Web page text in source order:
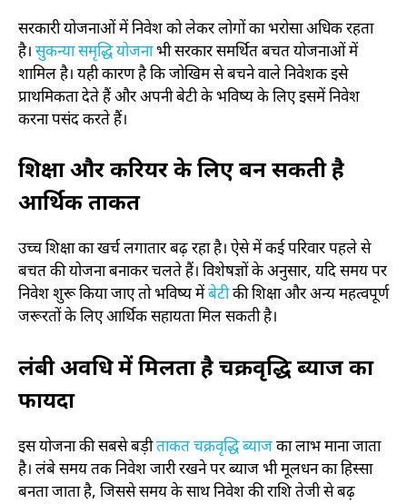
सरकारी योजनाओं में निवेश को लेकर लोगों का भरोसा अधिक रहता
है। सुकन्या समृद्धि योजनाभी सरकार समर्थित बचत योजनाओं में
शामिल है। यही कारण है कि जोखिम से बचने वाले निवेशक इसे
प्राथमिकता देते हैं और अपनी बेटी के भविष्य के लिए इसमें निवेश
करना पसंद करते हैं।
शिक्षा और करियर के लिए बन सकती है
आर्थिक ताकत
उच्च शिक्षा का खर्च लगातार बढ़ रहा है। ऐसे में कई परिवार पहले से
बचत की योजना बनाकर चलते हैं। विशेषज्ञों के अनुसार, यदि समय पर
निवेश शुरू किया जाए तो भविष्य मेंबेटीकी शिक्षा और अन्य महत्वपूर्ण
जरूरतों के लिए आर्थिक सहायता मिल सकती है।
लंबी अवधि में मिलता है चक्रवृद्धि ब्याज का
फायदा
इस योजना की सबसे बड़ीताकत चक्रवृद्धि ब्याजका लाभ माना जाता
है। लंबे समय तक निवेश जारी रखने पर ब्याज भी मूलधन का हिस्सा
बनता जाता है, जिससे समय के साथ निवेश की राशि तेजी से बढ़